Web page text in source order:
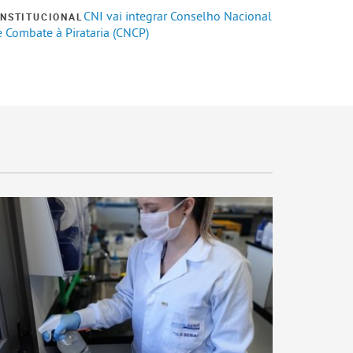
CNI vai integrar Conselho Nacional
Combate à Pirataria (CNCP)